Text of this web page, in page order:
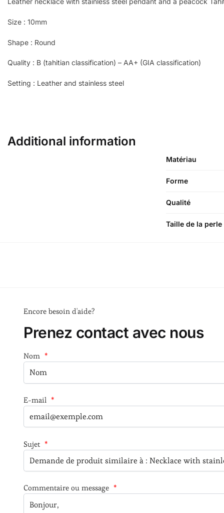
Size : 10mm
Shape : Round
Quality : B (tahitian classification) – AA+ (GIA classification)
Setting : Leather and stainless steel
Additional information
Matériau
Forme
Qualité
Taille de la perle
Encore besoin d'aide?
Prenez contact avec nous
Nom *
E-mail *
Sujet *
Commentaire ou message *